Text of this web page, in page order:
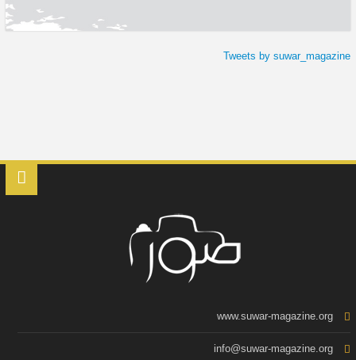
Tweets by suwar_magazine
www.suwar-magazine.org
info@suwar-magazine.org